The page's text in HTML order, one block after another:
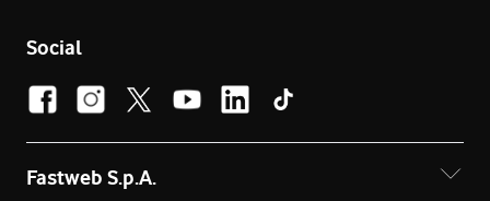
Social
Fastweb S.p.A.